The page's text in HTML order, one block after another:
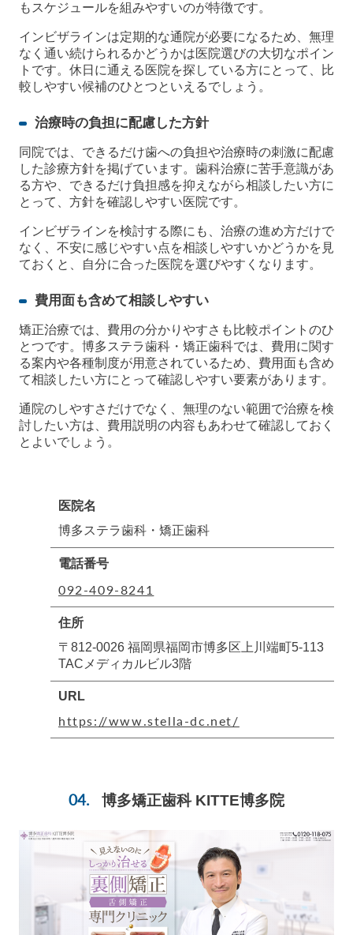
もスケジュールを組みやすいのが特徴です。
インビザラインは定期的な通院が必要になるため、無理
なく通い続けられるかどうかは医院選びの大切なポイン
トです。休日に通える医院を探している方にとって、比
較しやすい候補のひとつといえるでしょう。
治療時の負担に配慮した方針
同院では、できるだけ歯への負担や治療時の刺激に配慮
した診療方針を掲げています。歯科治療に苦手意識があ
る方や、できるだけ負担感を抑えながら相談したい方に
とって、方針を確認しやすい医院です。
インビザラインを検討する際にも、治療の進め方だけで
なく、不安に感じやすい点を相談しやすいかどうかを見
ておくと、自分に合った医院を選びやすくなります。
費用面も含めて相談しやすい
矯正治療では、費用の分かりやすさも比較ポイントのひ
とつです。博多ステラ歯科・矯正歯科では、費用に関す
る案内や各種制度が用意されているため、費用面も含め
て相談したい方にとって確認しやすい要素があります。
通院のしやすさだけでなく、無理のない範囲で治療を検
討したい方は、費用説明の内容もあわせて確認しておく
とよいでしょう。
医院名
博多ステラ歯科・矯正歯科
電話番号
092-409-8241
住所
〒812-0026 福岡県福岡市博多区上川端町5-113
TACメディカルビル3階
URL
https://www.stella-dc.net/
博多矯正歯科 KITTE博多院